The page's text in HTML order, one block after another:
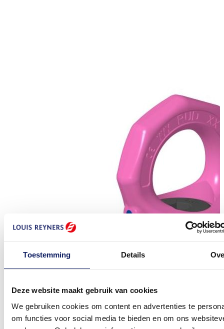
Toestemming Details
Deze website maakt gebruik van cookies
We gebruiken cookies om content en advertenties te
om functies voor social media te bieden en om ons